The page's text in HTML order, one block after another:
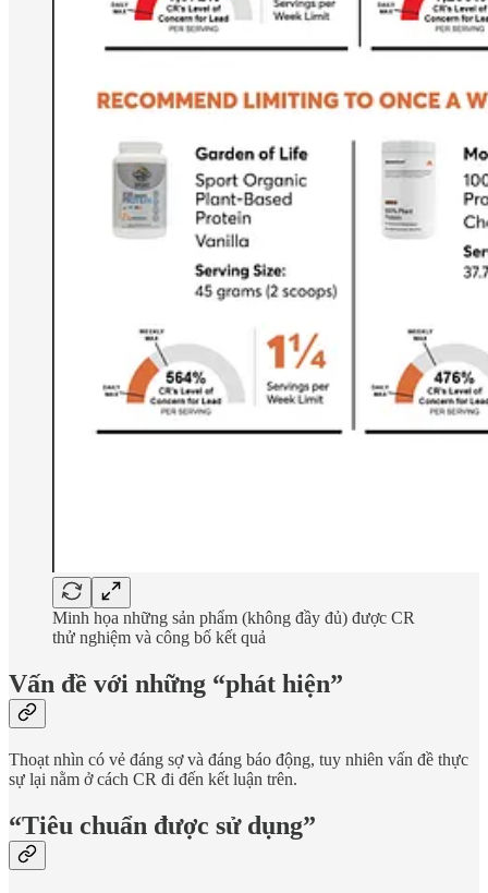
Minh họa những sản phẩm (không đầy đủ) được CR
thử nghiệm và công bố kết quả
Vấn đề với những “phát hiện”
Thoạt nhìn có vẻ đáng sợ và đáng báo động, tuy nhiên vấn đề thực
sự lại nằm ở cách CR đi đến kết luận trên.
“Tiêu chuẩn được sử dụng”